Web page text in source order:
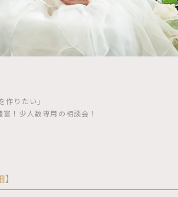
作りたい」
！少人数専用の相談会！